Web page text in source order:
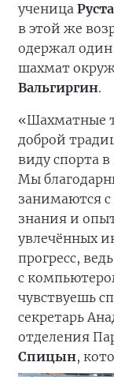
ученица
в этой же
одержал
шахмат
Вальгиргин.
«Шахматные
доброй
виду спорта в
Мы
занимаются
знания и
увлечённых
прогресс,
с
чувствуешь
секретарь
отделения
Спицын,